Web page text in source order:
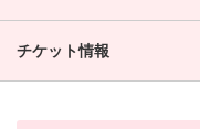
チケット情報